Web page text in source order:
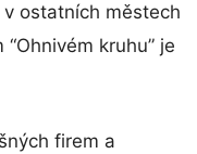
ostatních městech
kruhu” je
firem a